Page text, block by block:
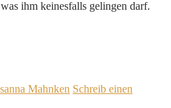
ihm keinesfalls gelingen darf.
Mahnken Schreib einen